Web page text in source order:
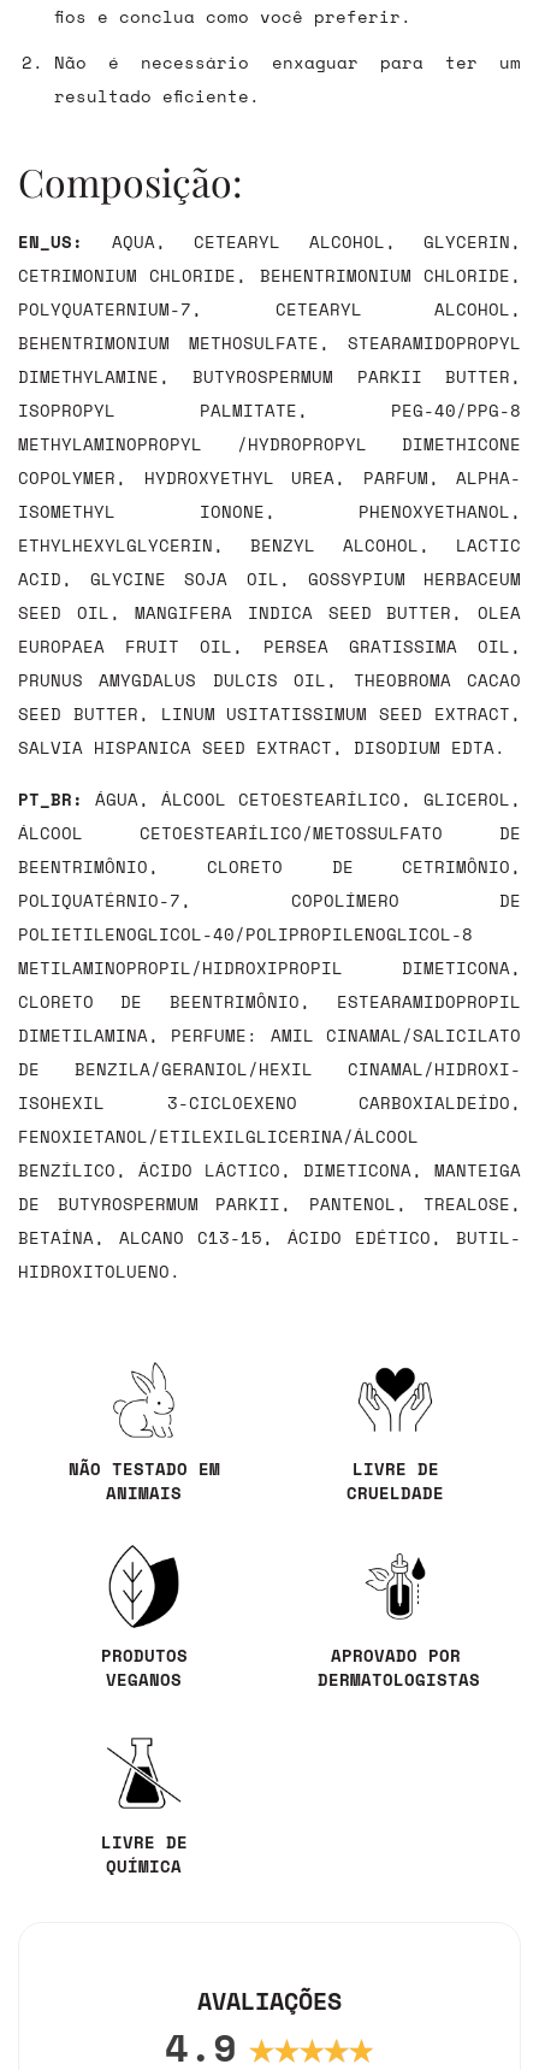
NÃO TESTADO EM
ANIMAIS
LIVRE DE
CRUELDADE
PRODUTOS
VEGANOS
APROVADO POR
DERMATOLOGISTAS
LIVRE DE
QUÍMICA
fios e conclua como você preferir.
Não é necessário enxaguar para ter um
resultado eficiente.
Composição:
EN_US:
AQUA, CETEARYL ALCOHOL, GLYCERIN,
CETRIMONIUM CHLORIDE, BEHENTRIMONIUM CHLORIDE,
POLYQUATERNIUM-7, CETEARYL ALCOHOL,
BEHENTRIMONIUM METHOSULFATE, STEARAMIDOPROPYL
DIMETHYLAMINE, BUTYROSPERMUM PARKII BUTTER,
ISOPROPYL PALMITATE, PEG-40/PPG-8
METHYLAMINOPROPYL /HYDROPROPYL DIMETHICONE
COPOLYMER, HYDROXYETHYL UREA, PARFUM, ALPHA-
ISOMETHYL IONONE, PHENOXYETHANOL,
ETHYLHEXYLGLYCERIN, BENZYL ALCOHOL, LACTIC
ACID, GLYCINE SOJA OIL, GOSSYPIUM HERBACEUM
SEED OIL, MANGIFERA INDICA SEED BUTTER, OLEA
EUROPAEA FRUIT OIL, PERSEA GRATISSIMA OIL,
PRUNUS AMYGDALUS DULCIS OIL, THEOBROMA CACAO
SEED BUTTER, LINUM USITATISSIMUM SEED EXTRACT,
SALVIA HISPANICA SEED EXTRACT, DISODIUM EDTA.
PT_BR:
ÁGUA, ÁLCOOL CETOESTEARÍLICO, GLICEROL,
ÁLCOOL CETOESTEARÍLICO/METOSSULFATO DE
BEENTRIMÔNIO, CLORETO DE CETRIMÔNIO,
POLIQUATÉRNIO-7, COPOLÍMERO DE
POLIETILENOGLICOL-40/POLIPROPILENOGLICOL-8
METILAMINOPROPIL/HIDROXIPROPIL DIMETICONA,
CLORETO DE BEENTRIMÔNIO, ESTEARAMIDOPROPIL
DIMETILAMINA, PERFUME: AMIL CINAMAL/SALICILATO
DE BENZILA/GERANIOL/HEXIL CINAMAL/HIDROXI-
ISOHEXIL 3-CICLOEXENO CARBOXIALDEÍDO,
FENOXIETANOL/ETILEXILGLICERINA/ÁLCOOL
BENZÍLICO, ÁCIDO LÁCTICO, DIMETICONA, MANTEIGA
DE BUTYROSPERMUM PARKII, PANTENOL, TREALOSE,
BETAÍNA, ALCANO C13-15, ÁCIDO EDÉTICO, BUTIL-
HIDROXITOLUENO.
AVALIAÇÕES
4.9